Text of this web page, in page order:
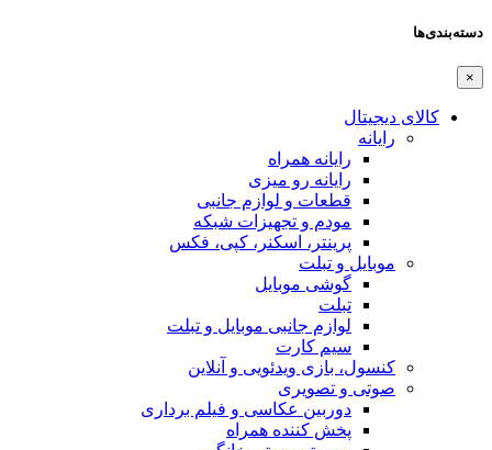
دسته‌بندی‌ها
×
کالای دیجیتال
رایانه
رایانه همراه
رایانه رو میزی
قطعات و لوازم جانبی
مودم و تجهیزات شبکه
پرینتر، اسکنر، کپی، فکس
موبایل و تبلت
گوشی موبایل
تبلت
لوازم جانبی موبایل و تبلت
سیم کارت
کنسول، بازی‌ ویدئویی و آنلاین
صوتی و تصویری
دوربین عکاسی و فیلم برداری
پخش کننده همراه